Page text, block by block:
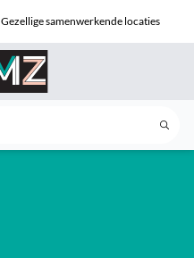
Gezellige samenwerkende locaties